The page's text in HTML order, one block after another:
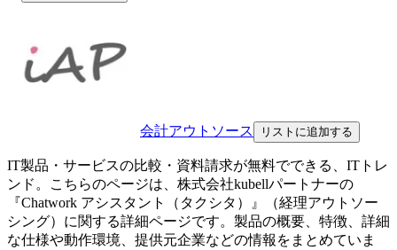
会計アウトソース リストに追加する
IT製品・サービスの比較・資料請求が無料でできる、ITトレ
ンド。こちらのページは、 株式会社kubellパートナーの
『Chatwork アシスタント（タクシタ） 』（経理アウトソー
シング）に関する詳細ページです。製品の概要、特徴、詳細
な仕様や動作環境、提供元企業などの情報をまとめていま